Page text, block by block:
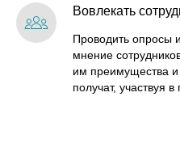
Вовлекать
Проводить опросы
мнение
им преимущества и
получат, участвуя